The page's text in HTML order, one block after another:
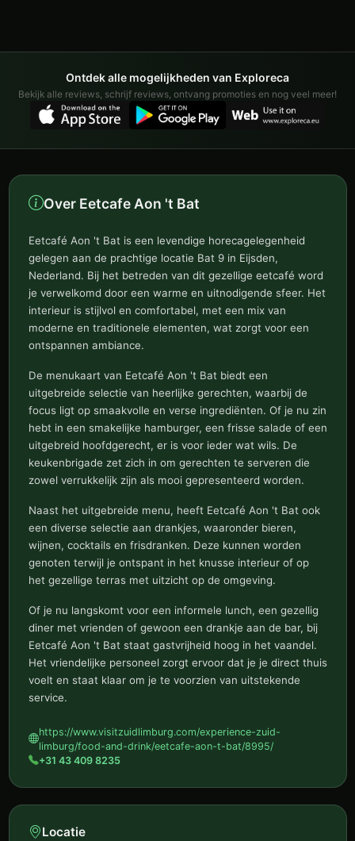
Ontdek alle mogelijkheden van Exploreca
Bekijk alle reviews, schrijf reviews, ontvang promoties en nog veel meer!
Over Eetcafe Aon 't Bat
Eetcafé Aon 't Bat is een levendige horecagelegenheid
gelegen aan de prachtige locatie Bat 9 in Eijsden,
Nederland. Bij het betreden van dit gezellige eetcafé word
je verwelkomd door een warme en uitnodigende sfeer. Het
interieur is stijlvol en comfortabel, met een mix van
moderne en traditionele elementen, wat zorgt voor een
ontspannen ambiance.
De menukaart van Eetcafé Aon 't Bat biedt een
uitgebreide selectie van heerlijke gerechten, waarbij de
focus ligt op smaakvolle en verse ingrediënten. Of je nu zin
hebt in een smakelijke hamburger, een frisse salade of een
uitgebreid hoofdgerecht, er is voor ieder wat wils. De
keukenbrigade zet zich in om gerechten te serveren die
zowel verrukkelijk zijn als mooi gepresenteerd worden.
Naast het uitgebreide menu, heeft Eetcafé Aon 't Bat ook
een diverse selectie aan drankjes, waaronder bieren,
wijnen, cocktails en frisdranken. Deze kunnen worden
genoten terwijl je ontspant in het knusse interieur of op
het gezellige terras met uitzicht op de omgeving.
Of je nu langskomt voor een informele lunch, een gezellig
diner met vrienden of gewoon een drankje aan de bar, bij
Eetcafé Aon 't Bat staat gastvrijheid hoog in het vaandel.
Het vriendelijke personeel zorgt ervoor dat je je direct thuis
voelt en staat klaar om je te voorzien van uitstekende
service.
https://www.visitzuidlimburg.com/experience-zuid-
limburg/food-and-drink/eetcafe-aon-t-bat/8995/
+31 43 409 8235
Locatie